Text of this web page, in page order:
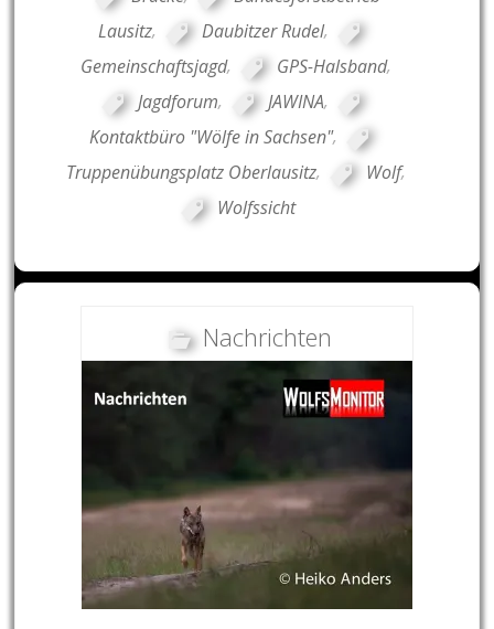
Lausitz, Daubitzer Rudel,
Gemeinschaftsjagd, GPS-Halsband,
Jagdforum, JAWINA,
Kontaktbüro "Wölfe in Sachsen",
Truppenübungsplatz Oberlausitz, Wolf,
Wolfssicht
Nachrichten